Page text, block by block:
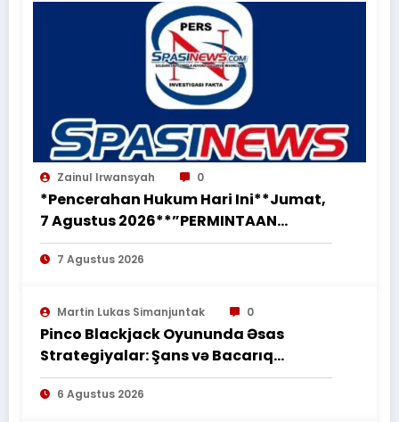
Zainul Irwansyah 0
*Pencerahan Hukum Hari Ini**Jumat,
7 Agustus 2026**”PERMINTAAN
PERUBAHAN PEKERJAAN SECARA LISAN
TIDAK MENGHAPUS KEWAJIBAN
PEKERJAAN SESUAI PERJANJIAN
TERTULIS”*
7 Agustus 2026
Martin Lukas Simanjuntak 0
Pinco Blackjack Oyununda Əsas
Strategiyalar: Şans və Bacarıq
Balansı – BetAz Oyununa İcmal
6 Agustus 2026